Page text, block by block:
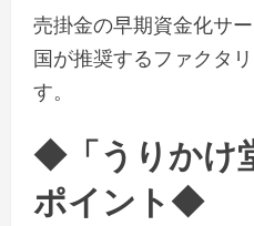
売掛金の早期資金化サ
国が推奨するファクタ
す。
◆「うりかけ
ポイント◆